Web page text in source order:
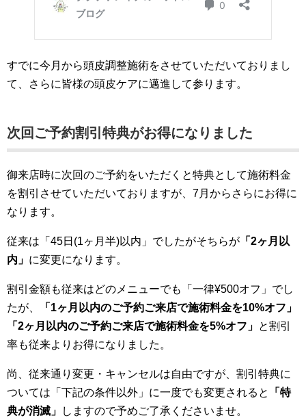
すでに今月から頭皮調整施術をさせていただいておりまし
て、さらに皆様の頭皮ケアに邁進して参ります。
次回ご予約割引特典がお得になりました
御来店時に次回のご予約をいただくと特典として施術料金
を割引させていただいておりますが、7月からさらにお得に
なります。
従来は「45日(1ヶ月半)以内」でしたがそちらが 「2ヶ月以
内」 に変更になります。
割引金額も従来はどのメニューでも「一律¥500オフ」でし
たが、
「1ヶ月以内のご予約ご来店で施術料金を10%オフ」
「2ヶ月以内のご予約ご来店で施術料金を5%オフ」 と割引
率も従来よりお得になりました。
尚、従来通り変更・キャンセルは自由ですが、割引特典に
ついては「下記の条件以外」に一度でも変更されると
「特
典が消滅」
しますので予めご了承くださいませ。